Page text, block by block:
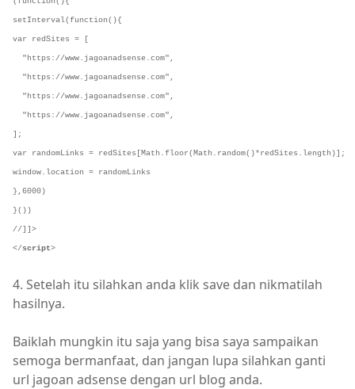
setInterval(function( )
var redSites = [
" https://www.jagoanadsense.com" ,
" https://www. jagoanadsense.com" ,
" https://www. jagoanadsense.com" ,
" https://www. jagoanadsense.com" ,
var randomLinks = redSites[Math .floor( Math
window.location = randomLinks
}, 6000)
//]]>
</script>
4. Setelah itu silahkan anda klik save dan nikmatilah
hasilnya.
Baiklah mungkin itu saja yang bisa saya sampaikan
semoga bermanfaat, dan jangan lupa silahkan ganti
url jagoan adsense dengan url blog anda.